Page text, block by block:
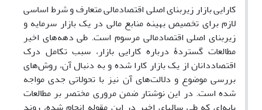
کارایی بازار زیربنای اصلی اقتصادمالی متعارف و شرط اساسی
لازم برای تخصیص بهینه منابع مالی در یک بازار سرمایه و
زیربنای اصلی اقتصادمالی مرسوم است. طی دهه‌های اخیر
مطالعات گستردۀ درباره کارایی بازار، سبب تکامل درک
اقتصاددانان از یک بازار کارا شده و به دنبال آن، روش‌های
بررسی موضوع و دلالت‌های آن نیز با تحولاتی جدی مواجه
شده است. در این نوشتار ضمن مروری مختصر بر مطالعات